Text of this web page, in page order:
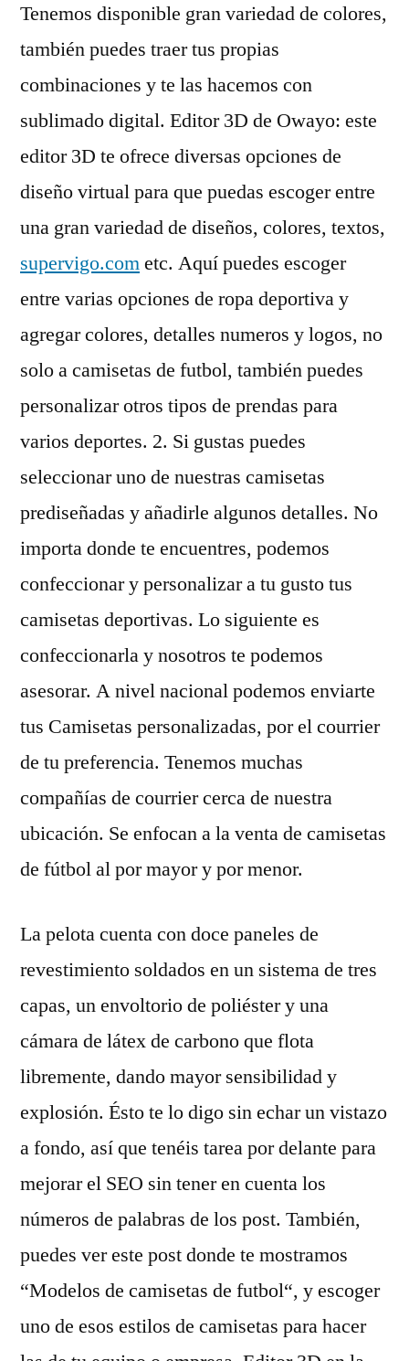
Tenemos disponible gran variedad de colores,
también puedes traer tus propias
combinaciones y te las hacemos con
sublimado digital. Editor 3D de Owayo: este
editor 3D te ofrece diversas opciones de
diseño virtual para que puedas escoger entre
una gran variedad de diseños, colores, textos,
supervigo.cometc. Aquí puedes escoger
entre varias opciones de ropa deportiva y
agregar colores, detalles numeros y logos, no
solo a camisetas de futbol, también puedes
personalizar otros tipos de prendas para
varios deportes. 2. Si gustas puedes
seleccionar uno de nuestras camisetas
prediseñadas y añadirle algunos detalles. No
importa donde te encuentres, podemos
confeccionar y personalizar a tu gusto tus
camisetas deportivas. Lo siguiente es
confeccionarla y nosotros te podemos
asesorar. A nivel nacional podemos enviarte
tus Camisetas personalizadas, por el courrier
de tu preferencia. Tenemos muchas
compañías de courrier cerca de nuestra
ubicación. Se enfocan a la venta de camisetas
de fútbol al por mayor y por menor.
La pelota cuenta con doce paneles de
revestimiento soldados en un sistema de tres
capas, un envoltorio de poliéster y una
cámara de látex de carbono que flota
libremente, dando mayor sensibilidad y
explosión. Ésto te lo digo sin echar un vistazo
a fondo, así que tenéis tarea por delante para
mejorar el SEO sin tener en cuenta los
números de palabras de los post. También,
puedes ver este post donde te mostramos
“Modelos de camisetas de futbol“, y escoger
uno de esos estilos de camisetas para hacer